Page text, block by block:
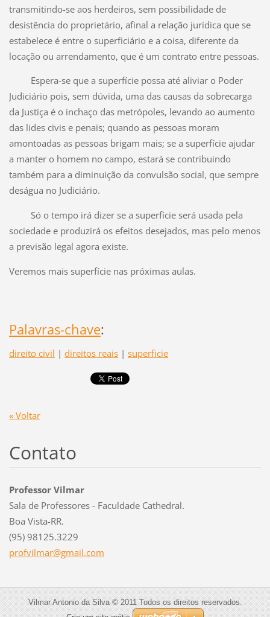
transmitindo-se aos herdeiros, sem possibilidade de
desistência do proprietário, afinal a relação jurídica que se
estabelece é entre o superficiário e a coisa, diferente da
locação ou arrendamento, que é um contrato entre pessoas.
Espera-se que a superfície possa até aliviar o Poder
Judiciário pois, sem dúvida, uma das causas da sobrecarga
da Justiça é o inchaço das metrópoles, levando ao aumento
das lides civis e penais; quando as pessoas moram
amontoadas as pessoas brigam mais; se a superfície ajudar
a manter o homem no campo, estará se contribuindo
também para a diminuição da convulsão social, que sempre
deságua no Judiciário.
Só o tempo irá dizer se a superfície será usada pela
sociedade e produzirá os efeitos desejados, mas pelo menos
a previsão legal agora existe.
Veremos mais superfície nas próximas aulas.
Palavras-chave:
direito civil | direitos reais | superficie
« Voltar
Contato
Professor Vilmar
Sala de Professores - Faculdade Cathedral.
Boa Vista-RR.
(95) 98125.3229
profvilmar@gmail.com
Vilmar Antonio da Silva © 2011 Todos os direitos reservados.